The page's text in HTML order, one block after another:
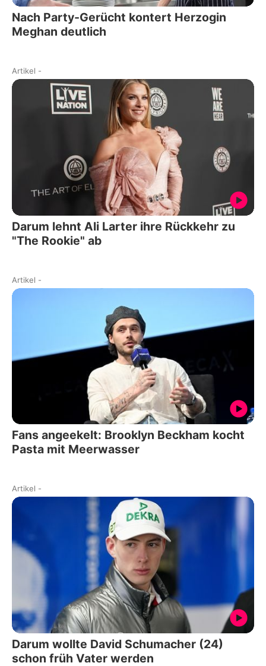
Nach Party-Gerücht kontert Herzogin
Meghan deutlich
Artikel -
Darum lehnt Ali Larter ihre Rückkehr zu
"The Rookie" ab
Artikel -
Fans angeekelt: Brooklyn Beckham kocht
Pasta mit Meerwasser
Artikel -
Darum wollte David Schumacher (24)
schon früh Vater werden